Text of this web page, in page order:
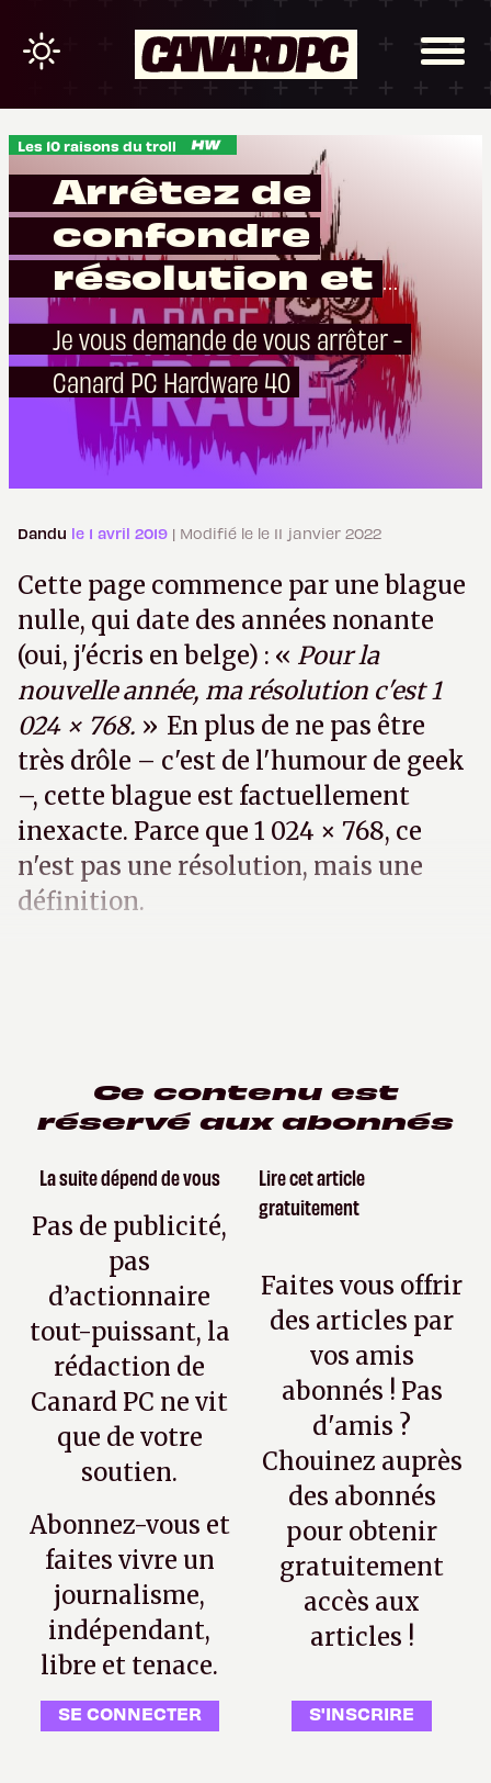
Les 10 raisons du troll
Arrêtez de
confondre
résolution et
définition
Je vous demande de vous arrêter -
Canard PC Hardware 40
Dandu le 1 avril 2019 | Modifié le le 11 janvier 2022
Cette page commence par une blague
nulle, qui date des années nonante
(oui, j'écris en belge) : « Pour la
nouvelle année, ma résolution c'est 1
024 × 768. » En plus de ne pas être
très drôle – c'est de l'humour de geek
–, cette blague est factuellement
inexacte. Parce que 1 024 × 768, ce
n'est pas une résolution, mais une
définition.
Ce contenu est
réservé aux abonnés
La suite dépend de vous
Pas de publicité,
pas
d’actionnaire
tout-puissant, la
rédaction de
Canard PC ne vit
que de votre
soutien.
Abonnez-vous et
faites vivre un
journalisme,
indépendant,
libre et tenace.
SE CONNECTER
Lire cet article
gratuitement
Faites vous offrir
des articles par
vos amis
abonnés ! Pas
d'amis ?
Chouinez auprès
des abonnés
pour obtenir
gratuitement
accès aux
articles !
S'INSCRIRE